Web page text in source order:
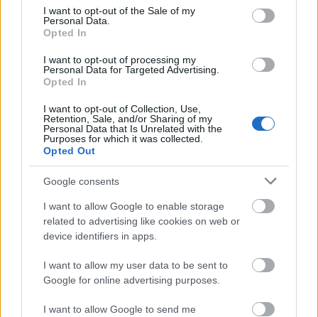
consent section.
I want to opt-out of the Sale of my
Personal Data.
Opted In
I want to opt-out of processing my
Personal Data for Targeted Advertising.
Opted In
I want to opt-out of Collection, Use,
Retention, Sale, and/or Sharing of my
Personal Data that Is Unrelated with the
Purposes for which it was collected.
Opted Out
Google consents
I want to allow Google to enable storage
related to advertising like cookies on web or
device identifiers in apps.
I want to allow my user data to be sent to
Google for online advertising purposes.
I want to allow Google to send me
Utalvány formájában, novemberben érkezik
az iskolakezdési támogatás második fele
HÍREK 4 órája
ukránok, nem késett a válasz
HÍREK 4 órája